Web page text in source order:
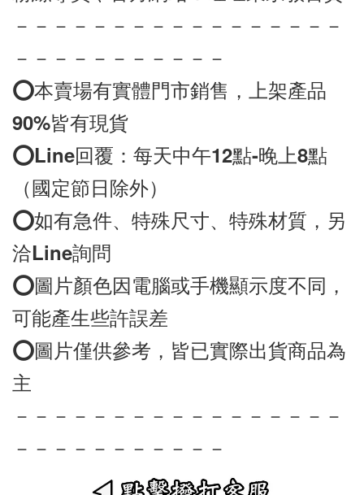
－－－－－－－－－－－－－－－－－
－－－－－－－－－－－
⭕️本賣場有實體門市銷售，上架產品
90%皆有現貨
⭕️Line回覆：每天中午12點-晚上8點
（國定節日除外）
⭕️如有急件、特殊尺寸、特殊材質，另
洽Line詢問
⭕️圖片顏色因電腦或手機顯示度不同，
可能產生些許誤差
⭕️圖片僅供參考，皆已實際出貨商品為
－－－－－－－－－－－－－－－－－
－－－－－－－－－－－